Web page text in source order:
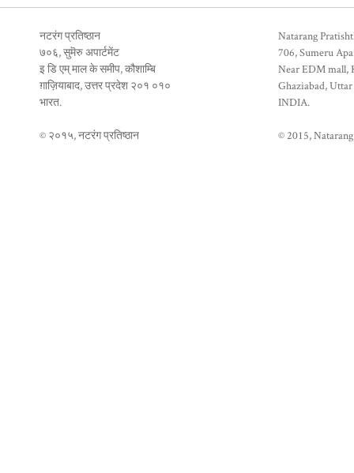
नटरंग प्रतिष्ठान
७०६, सुमॆरु अपार्टमेंट
इ डि एम् माल के समीप, कौशाम्बि
ग़ाज़ियाबाद, उत्तर प्रदेश २०१ ०१०
भारत.
© २०१५, नटरंग प्रतिष्ठान
Natarang
706, Sumeru
Near EDM mall,
Ghaziabad,
INDIA.
© 2015,